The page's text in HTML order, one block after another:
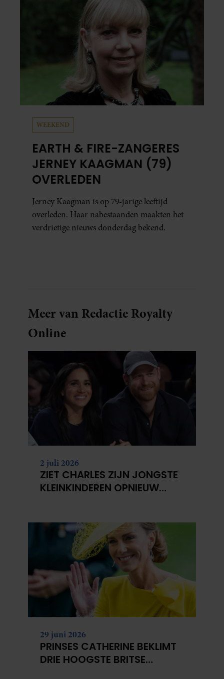
WEEKEND
EARTH & FIRE-ZANGERES
JERNEY KAAGMAN (79)
OVERLEDEN
Jerney Kaagman is op 79-jarige leeftijd
overleden. Haar nabestaanden maakten het
verdrietige nieuws donderdag bekend.
Meer van Redactie Royalty
Online
2 juli 2026
ZIET CHARLES ZIJN JONGSTE
KLEINKINDEREN OPNIEUW
29 juni 2026
PRINSES CATHERINE BEKLIMT
DRIE HOOGSTE BRITSE